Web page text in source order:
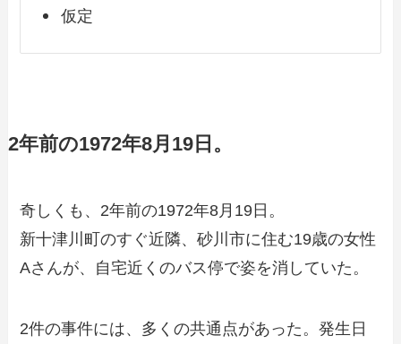
仮定
2年前の1972年8月19日。
奇しくも、2年前の1972年8月19日。
新十津川町のすぐ近隣、砂川市に住む19歳の女性
Aさんが、自宅近くのバス停で姿を消していた。
2件の事件には、多くの共通点があった。発生日